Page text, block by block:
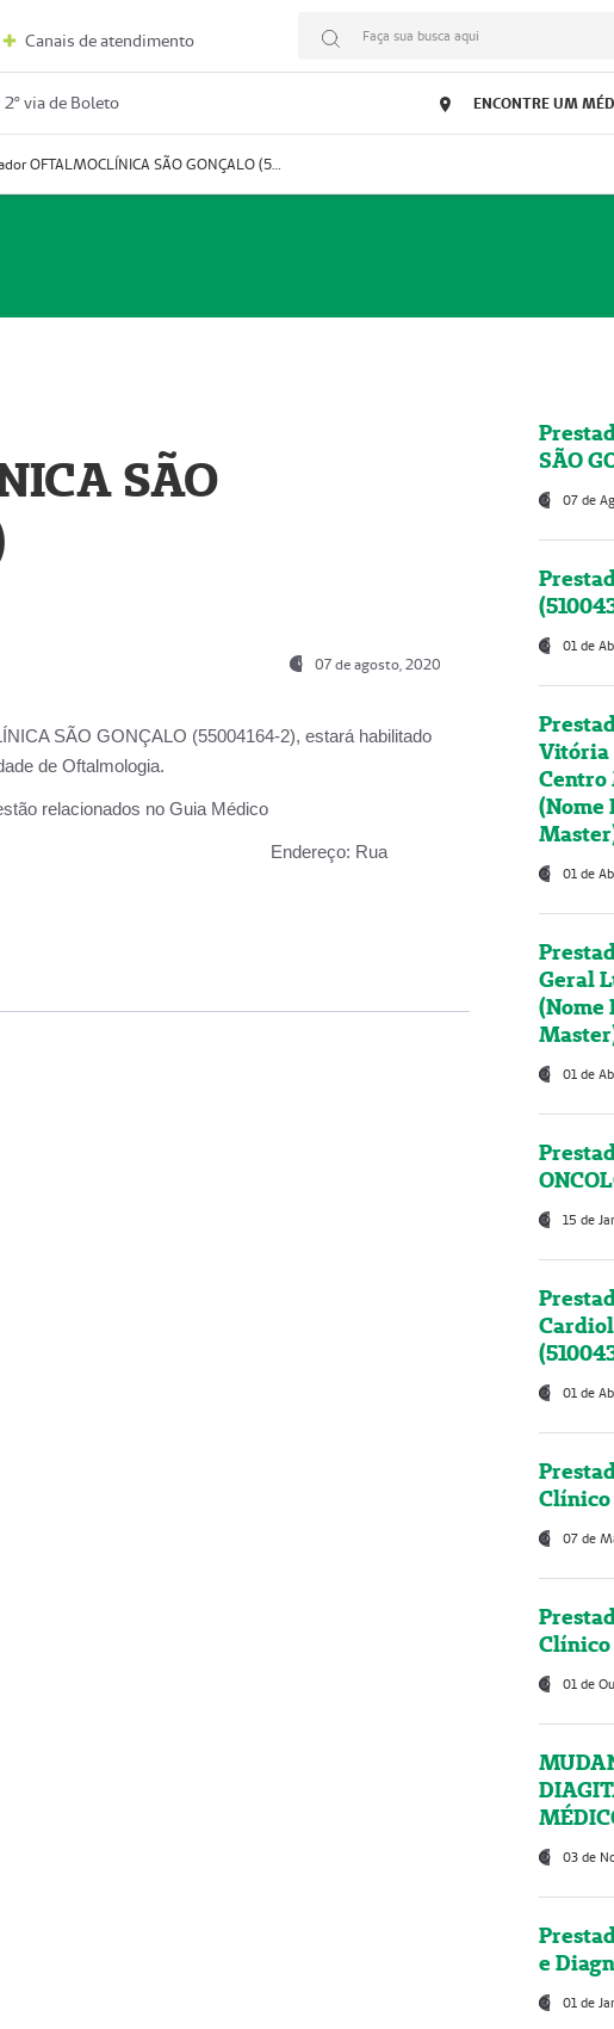
Canais de atendimento Faça sua busca aqui
2º via de Boleto ENCONTRE UM
Prestador OFTALMOCLÍNICA SÃO GONÇALO (55004164-2)
SÃO
07 de agosto, 2020
SÃO GONÇALO (55004164-2), estará habilitado
de Oftalmologia.
relacionados no Guia Médico
(55004164-2). Endereço: Rua
SÃO
07 de
01 de
Vitória
(Nome
01 de
Geral
(Nome
01 de
15 de
01 de
Clínico
07 de
Clínico
01 de
03 de
e
01 de